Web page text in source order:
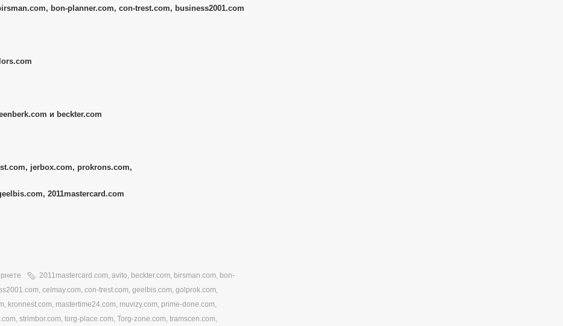
bon-planner.com, con-trest.com, business2001.com
и beckter.com
jerbox.com, prokrons.com,
2011mastercard.com
2011mastercard.com, avito, beckter.com, birsman.com, bon-
, celmay.com, con-trest.com, geelbis.com, golprok.com,
, kronnest.com, mastertime24.com, muvizy.com, prime-done.com,
, strimbor.com, torg-place.com, Torg-zone.com, tramscen.com,